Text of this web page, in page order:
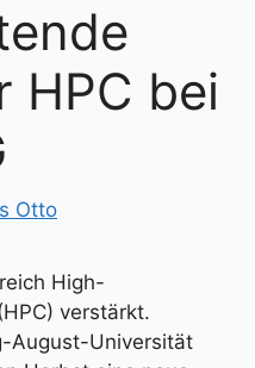
HPC bei
Otto
High-
verstärkt.
August-Universität